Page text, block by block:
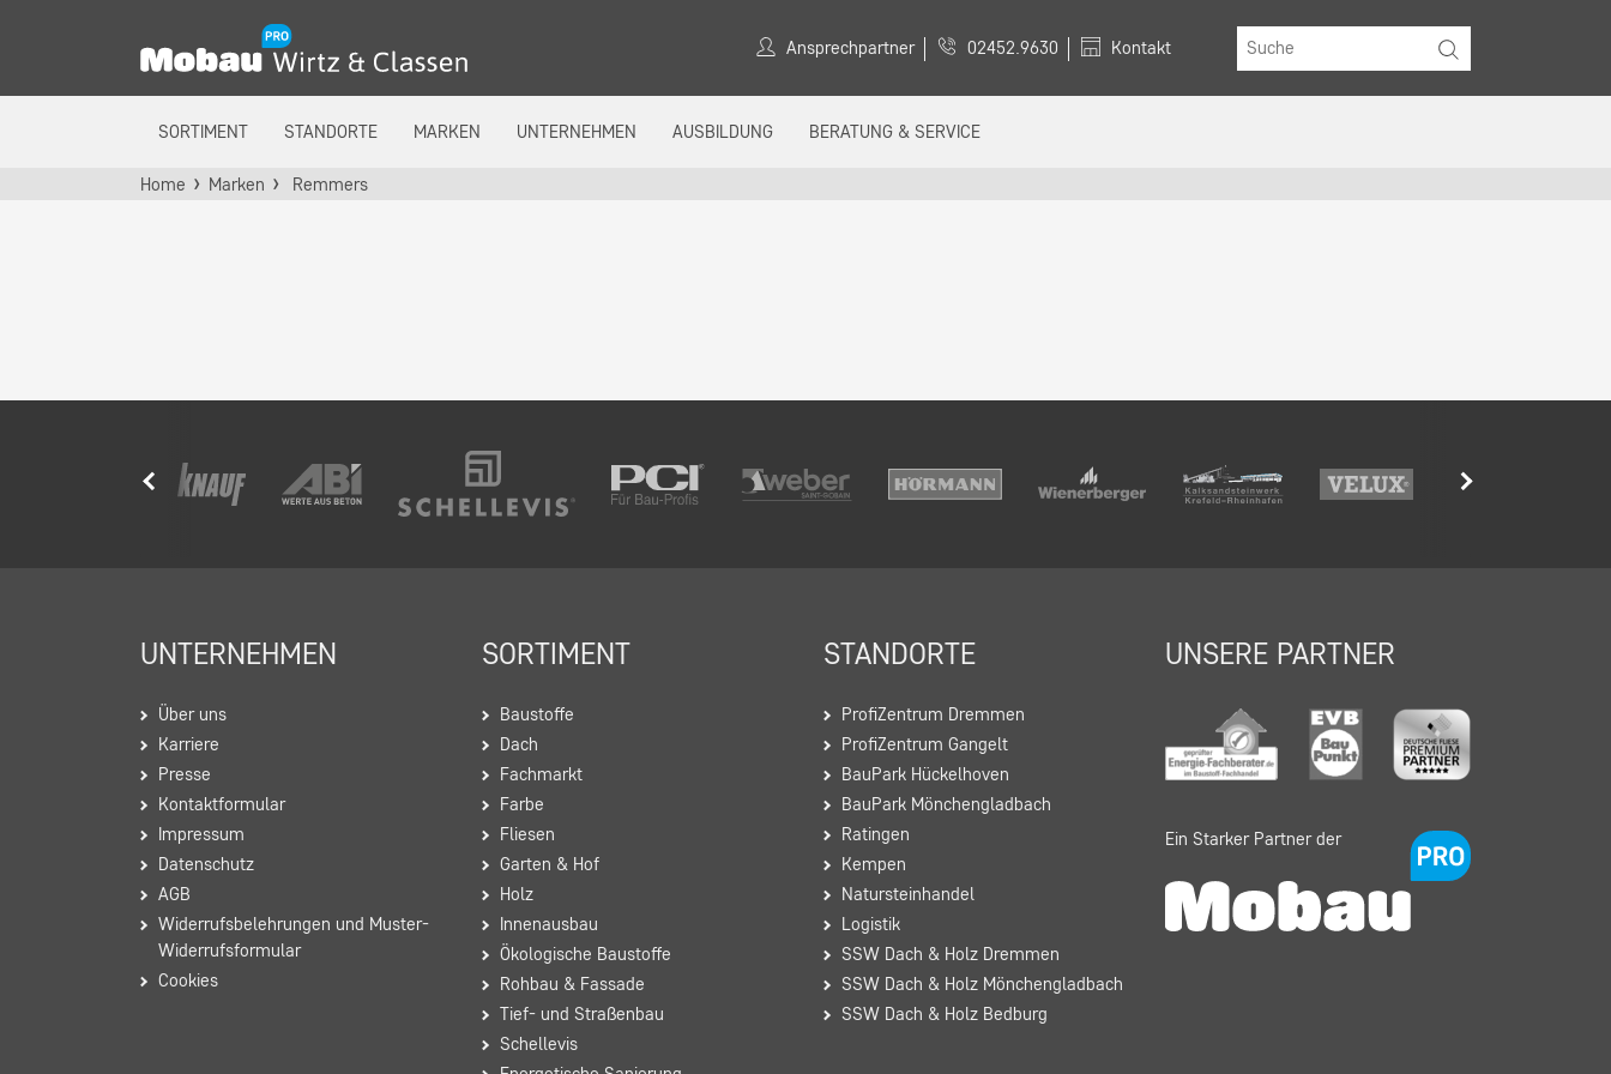
Ansprechpartner 02452.9630 Kontakt
SORTIMENT STANDORTE MARKEN UNTERNEHMEN AUSBILDUNG BERATUNG & SERVICE
Home Marken Remmers
UNTERNEHMEN
Über uns
Karriere
Presse
Kontaktformular
Impressum
Datenschutz
AGB
Widerrufsbelehrungen und Muster-
Widerrufsformular
Cookies
SORTIMENT
Baustoffe
Dach
Fachmarkt
Farbe
Fliesen
Garten & Hof
Holz
Innenausbau
Ökologische Baustoffe
Rohbau & Fassade
Tief- und Straßenbau
Schellevis
STANDORTE
ProfiZentrum Dremmen
ProfiZentrum Gangelt
BauPark Hückelhoven
BauPark Mönchengladbach
Ratingen
Kempen
Natursteinhandel
Logistik
SSW Dach & Holz Dremmen
SSW Dach & Holz Mönchengladbach
SSW Dach & Holz Bedburg
UNSERE PARTNER
Ein Starker Partner der